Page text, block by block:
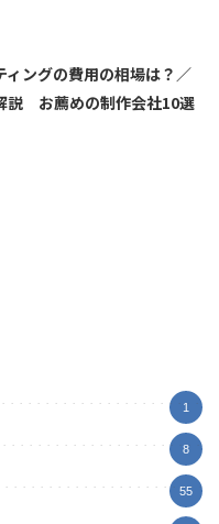
ィングの費用の相場は？／
説 お薦めの制作会社10選
1
8
55